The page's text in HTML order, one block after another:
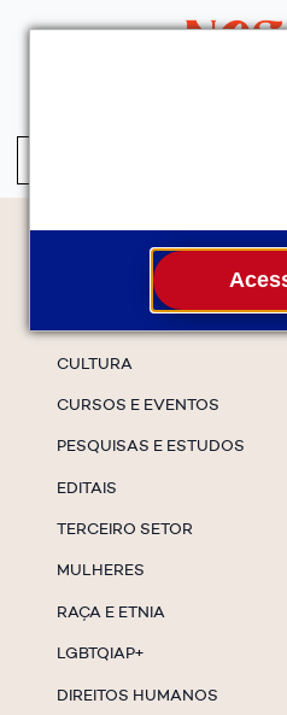
CULTURA
CURSOS E EVENTOS
PESQUISAS E ESTUDOS
EDITAIS
TERCEIRO SETOR
MULHERES
RAÇA E ETNIA
LGBTQIAP+
DIREITOS HUMANOS